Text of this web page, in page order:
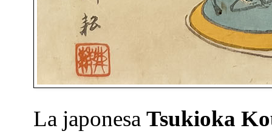
La japonesa Tsukioka